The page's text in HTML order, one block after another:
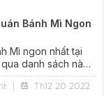
Bánh Mì Ngon
Mì ngon nhất tại
danh sách này
hợp những địa
thưởng thức món
| Th12 20 2022